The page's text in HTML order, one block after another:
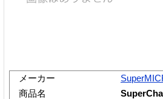
メーカー
商品名